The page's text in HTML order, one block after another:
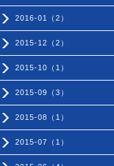
2016-01（2）
2015-12（2）
2015-10（1）
2015-09（3）
2015-08（1）
2015-07（1）